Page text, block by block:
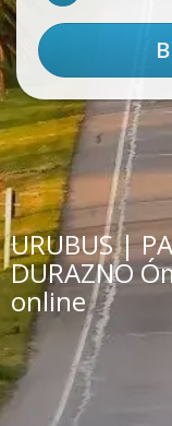
URUBUS |
DURAZNO
online